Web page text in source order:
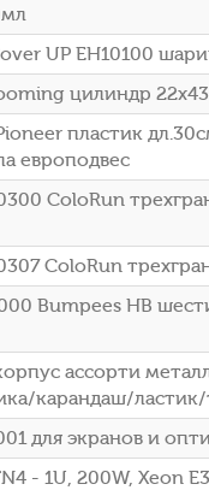
UP EH10100
цилиндр
пластик
европодвес
ColoRun
ColoRun
Bumpees HB
ассорти
карандаш/
для экранов и
- 1U, 200W, Xeon